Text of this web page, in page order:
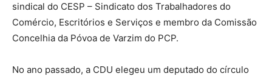
sindical do CESP – Sindicato dos Trabalhadores do
Comércio, Escritórios e Serviços e membro da Comissão
Concelhia da Póvoa de Varzim do PCP.
No ano passado, a CDU elegeu um deputado do círculo